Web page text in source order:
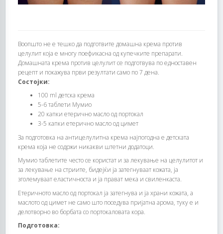
Воопшто не е тешко да подготвите домашна крема против
целулит која е многу поефикасна од купечките препарати.
Домашната крема против целулит се подготвува по едноставен
рецепт и покажува први резултати само по 7 дена.
Состојки:
100 ml детска крема
5-6 таблети Мумио
20 капки етерично масло од портокал
3-5 капки етерично масло од цимет
За подготовка на антицелулитна крема најпогодна е детската
крема која не содржи никакви штетни додатоци.
Мумио таблетите често се користат и за лекување на целулитот и
за лекување на стриите, бидејќи ја затегнуваат кожата, ја
зголемуваат еластичноста и ја прават мека и свиленкаста.
Етеричното масло од портокал ја затегнува и ја храни кожата, а
маслото од цимет не само што поседува пријатна арома, туку е и
делотворно во борбата со портокаловата кора.
Подготовка: